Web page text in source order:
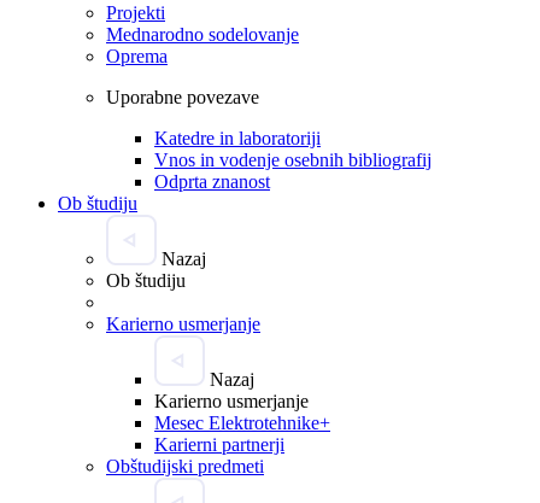
Projekti
Mednarodno sodelovanje
Oprema
Uporabne povezave
Katedre in laboratoriji
Vnos in vodenje osebnih bibliografij
Odprta znanost
Ob študiju
Nazaj
Ob študiju
Karierno usmerjanje
Nazaj
Karierno usmerjanje
Mesec Elektrotehnike+
Karierni partnerji
Obštudijski predmeti